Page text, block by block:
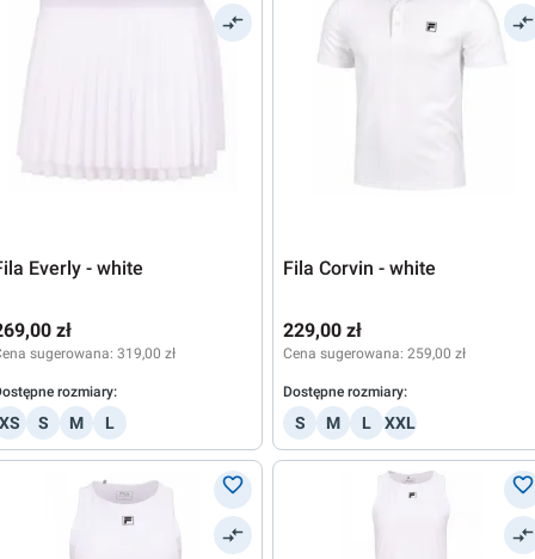
Everly - white
zł
sugerowana: 319,00 zł
rozmiary:
XS S M L
Fila Corvin - white
229,00 zł
Cena sugerowana: 259,00 zł
Dostępne rozmiary:
S M L XXL